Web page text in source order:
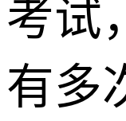
考试
有多